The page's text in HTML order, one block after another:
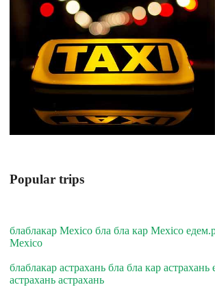
Popular trips
блаблакар Mexico бла бла кар Mexico
Mexico
блаблакар астрахань бла бла кар астрахань
астрахань астрахань